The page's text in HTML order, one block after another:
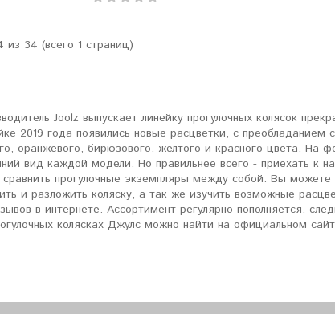
из 34 (всего 1 страниц)
Joolz выпускает линейку прогулочных колясок
2019 года появились новые расцветки, с преобладанием
оранжевого, бирюзового, желтого и красного цвета.
вид каждой модели. Но правильнее всего - приехать к
прогулочные экземпляры между собой. Вы можете
и разложить коляску, а так же изучить возможные
в интернете. Ассортимент регулярно пополняется,
колясках Джулс можно найти на официальном